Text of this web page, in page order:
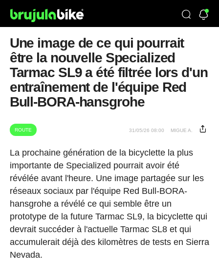
Une image de ce qui pourrait
être la nouvelle Specialized
Tarmac SL9 a été filtrée lors d'un
entraînement de l'équipe Red
Bull-BORA-hansgrohe
ROUTE 31/05/26 08:00 MIGUE A.
La prochaine génération de la bicyclette la plus
importante de Specialized pourrait avoir été
révélée avant l'heure. Une image partagée sur les
réseaux sociaux par l'équipe Red Bull-BORA-
hansgrohe a révélé ce qui semble être un
prototype de la future Tarmac SL9, la bicyclette qui
devrait succéder à l'actuelle Tarmac SL8 et qui
accumulerait déjà des kilomètres de tests en Sierra
Nevada.